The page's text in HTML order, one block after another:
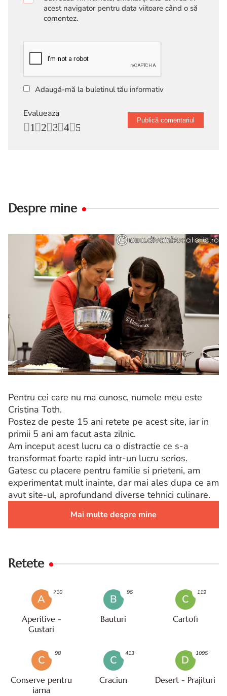
acest navigator pentru data viitoare când o să
comentez.
Adaugă-mă la buletinul tău informativ
Evalueaza
5
4
3
2
1
Despre mine
Pentru cei care nu ma cunosc, numele meu este
Cristina Toth.
Postez de peste 15 ani retete pe acest site, iar in
primii 5 ani am facut asta zilnic.
Am inceput acest lucru ca o distractie ce s-a
transformat foarte rapid intr-un lucru serios.
Gatesc cu placere pentru familie si prieteni, am
experimentat mult inainte, dar mai ales dupa ce am
avut site-ul, aprofundand diverse tehnici culinare.
Mai multe despre mine
Retete
A
Aperitive -
Gustari
710
B
Bauturi
95
C
Cartofi
119
C
Conserve pentru
iarna
98
C
Craciun
413
D
Desert - Prajituri
1095